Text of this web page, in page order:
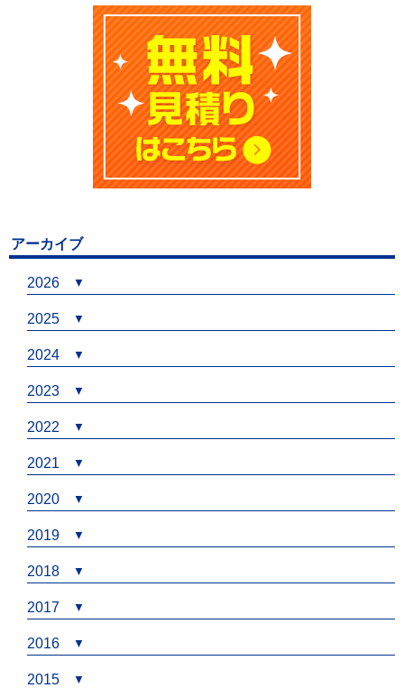
アーカイブ
2026
2025
2024
2023
2022
2021
2020
2019
2018
2017
2016
2015